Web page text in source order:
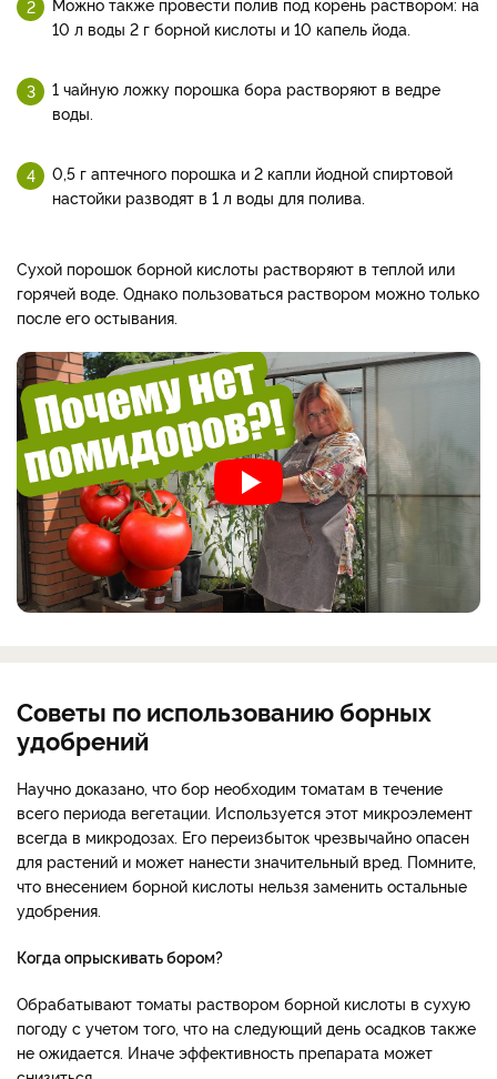
10 л воды 2 г борной кислоты и 10 капель йода.
1 чайную ложку порошка бора растворяют в ведре
воды.
0,5 г аптечного порошка и 2 капли йодной спиртовой
настойки разводят в 1 л воды для полива.
Сухой порошок борной кислоты растворяют в теплой или
горячей воде. Однако пользоваться раствором можно только
после его остывания.
Советы по использованию борных
удобрений
Научно доказано, что бор необходим томатам в течение
всего периода вегетации. Используется этот микроэлемент
всегда в микродозах. Его переизбыток чрезвычайно опасен
для растений и может нанести значительный вред. Помните,
что внесением борной кислоты нельзя заменить остальные
удобрения.
Когда опрыскивать бором?
Обрабатывают томаты раствором борной кислоты в сухую
погоду с учетом того, что на следующий день осадков также
не ожидается. Иначе эффективность препарата может